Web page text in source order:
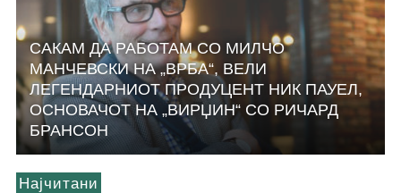
САКАМ ДА РАБОТАМ СО МИЛЧО
МАНЧЕВСКИ НА „ВРБА“, ВЕЛИ
ЛЕГЕНДАРНИОТ ПРОДУЦЕНТ НИК ПАУЕЛ,
ОСНОВАЧОТ НА „ВИРЏИН“ СО РИЧАРД
БРАНСОН
Најчитани